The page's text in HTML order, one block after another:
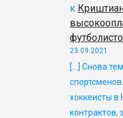
к
23.09.2021
[…] Снова
хоккеисты в
контрактов,